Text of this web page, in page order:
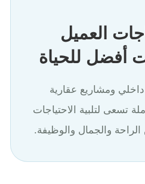
العميل
أفضل للحياة
ومشاريع عقارية
تسعى لتلبية الاحتياجات
والجمال والوظيفة.